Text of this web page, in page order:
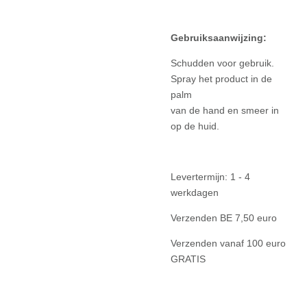
Gebruiksaanwijzing:
Schudden voor gebruik.
Spray het product in de
palm
van de hand en smeer in
op de huid.
Levertermijn: 1 - 4
werkdagen
Verzenden BE 7,50 euro
Verzenden vanaf 100 euro
GRATIS